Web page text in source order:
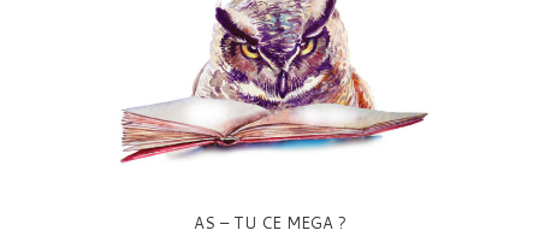
AS – TU CE MEGA ?